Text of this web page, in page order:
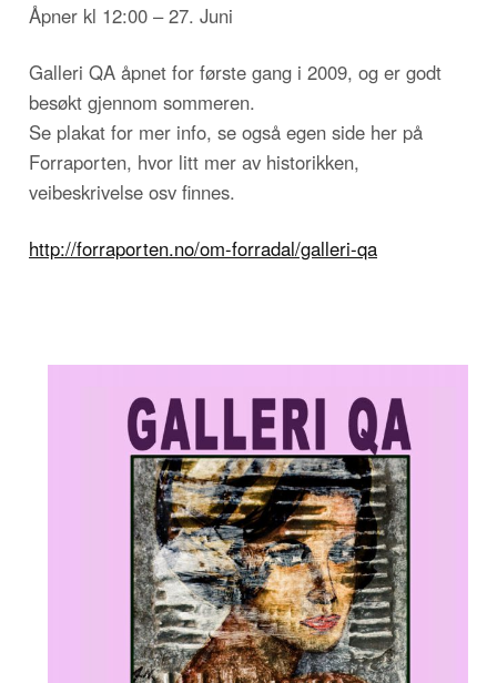
Åpner kl 12:00 – 27. Juni
Galleri QA åpnet for første gang i 2009, og er godt
besøkt gjennom sommeren.
Se plakat for mer info, se også egen side her på
Forraporten, hvor litt mer av historikken,
veibeskrivelse osv finnes.
http://forraporten.no/om-forradal/galleri-qa